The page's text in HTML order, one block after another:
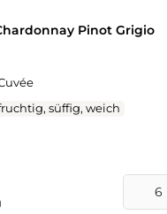
Pinot Grigio
süffig, weich